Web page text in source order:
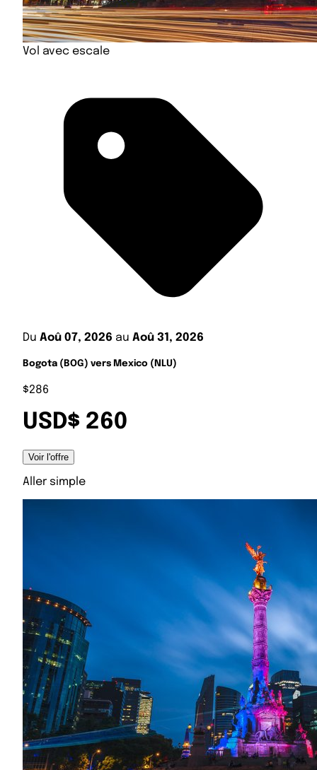
Vol avec escale
Du Aoû 07, 2026 au Aoû 31, 2026
Bogota (BOG) vers Mexico (NLU)
$286
USD$ 260
Voir l'offre
Aller simple